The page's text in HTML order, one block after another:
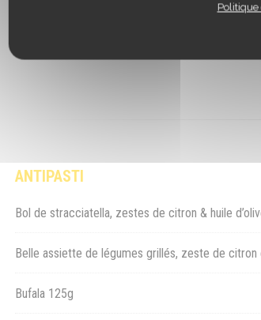
Politique
ANTIPASTI
Bol de stracciatella, zestes de citron & huile
Belle assiette de légumes grillés, zeste de citron
Bufala 125g